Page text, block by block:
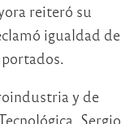
reiteró su
igualdad de
y de
Sergio